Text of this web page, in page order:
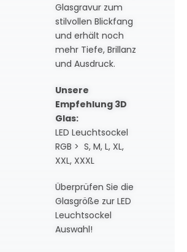
Glasgravur zum
stilvollen Blickfang
und erhält noch
mehr Tiefe, Brillanz
und Ausdruck.
Unsere
Empfehlung 3D
Glas:
LED Leuchtsockel
RGB > S, M, L, XL,
XXL, XXXL
Überprüfen Sie die
Glasgröße zur LED
Leuchtsockel
Auswahl!